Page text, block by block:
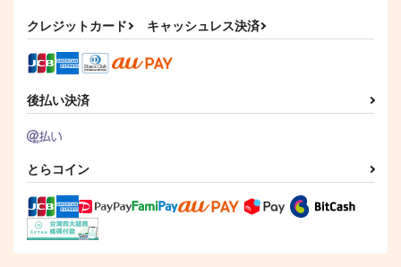
クレジットカード キャッシュレス決済
後払い決済
とらコイン